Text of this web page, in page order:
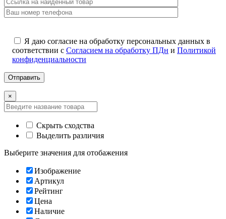
Я даю согласие на обработку персональных данных в
соответствии с Согласием на обработку ПДн и Политикой
конфиденциальности
×
Скрыть сходства
Выделить различия
Выберите значения для отобажения
Изображение
Артикул
Рейтинг
Цена
Наличие